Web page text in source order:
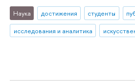
Наука достижения студенты
исследования и аналитика